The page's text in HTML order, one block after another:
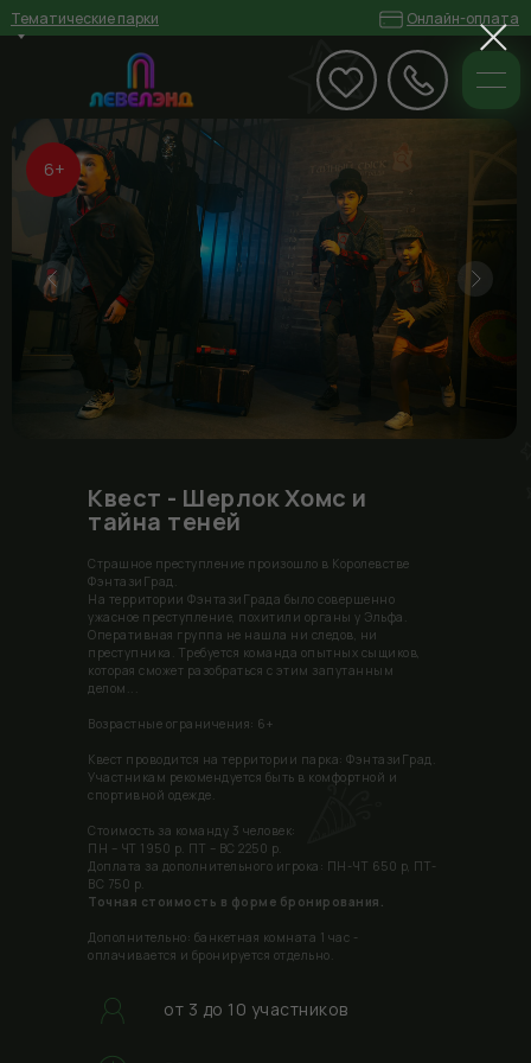
«Гринвич»
+7(343)344 12 30
ФэнтазиГрад Квесты в Погружении
Онлайн-оплата
Дом Страхов
Герои Парк
Тематические парки
Дни Рождения
Екатеринбург ТРЦ
«Гринвич» ул. 8 Марта, 46, 3
уровень
Меню
Карта парка
Дни Рождения
Цены парка
Бронирование
Скидки и акции
Правила посещения
Контакты
ФЭНТАЗИ ГРАД (0+) - парк увлекательных и
развивающих игр для детей!
Квест - Шерлок Хомс и
тайна теней
Страшное преступление произошло в Королевстве
ФэнтазиГрад.
На территории ФэнтазиГрада было совершенно
ужасное преступление, похитили органы у Эльфа.
Оперативная группа не нашла ни следов, ни
преступника. Требуется команда опытных сыщиков,
которая сможет разобраться с этим запутанным
делом...
Возрастные ограничения: 6+
Квест проводится на территории парка: ФэнтазиГрад.
Участникам рекомендуется быть в комфортной и
спортивной одежде.
Стоимость за команду 3 человек:
ПН – ЧТ 1950 р. ПТ – ВС 2250 р.
Доплата за дополнительного игрока: ПН-ЧТ 650 р, ПТ-
ВС 750 р.
Точная стоимость в форме бронирования.
Дополнительно: банкетная комната 1 час -
оплачивается и бронируется отдельно.
от 3 до 10 участников
6+